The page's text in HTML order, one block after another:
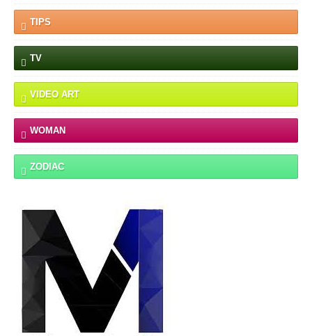
TIPS
TV
VIDEO ART
WOMAN
ZODIAC